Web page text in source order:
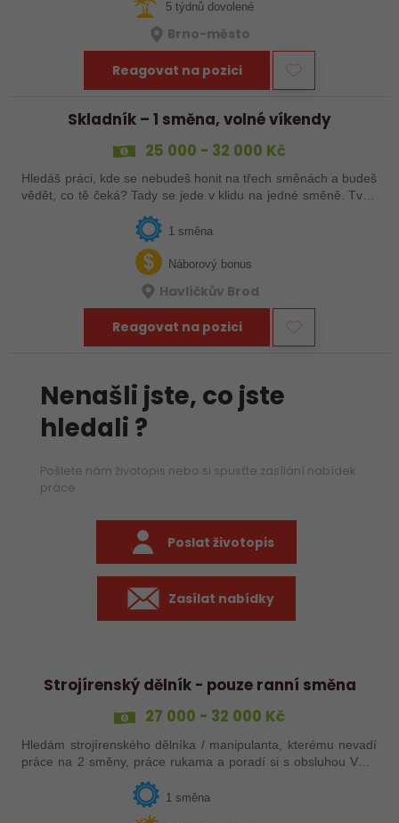
5 týdnů dovolené
Brno-město
Reagovat na pozici
Skladník – 1 směna, volné víkendy
25 000 - 32 000 Kč
Hledáš práci, kde se nebudeš honit na třech směnách a budeš
vědět, co tě čeká? Tady se jede v klidu na jedné směně. Tvou
1 směna
Náborový bonus
Havlíčkův Brod
Reagovat na pozici
Nenašli jste, co jste
hledali ?
Pošlete nám životopis nebo si spusťte zasílání nabídek
práce
Poslat životopis
Zasílat nabídky
Strojírenský dělník - pouze ranní směna
27 000 - 32 000 Kč
Hledám strojírenského dělníka / manipulanta, kterému nevadí
práce na 2 směny, práce rukama a poradí si s obsluhou VZV,
ideálně i s jeřábem. Pokud máte zájem o tuto pozici, tak
neváhejte a pošlete mi… 1 směna